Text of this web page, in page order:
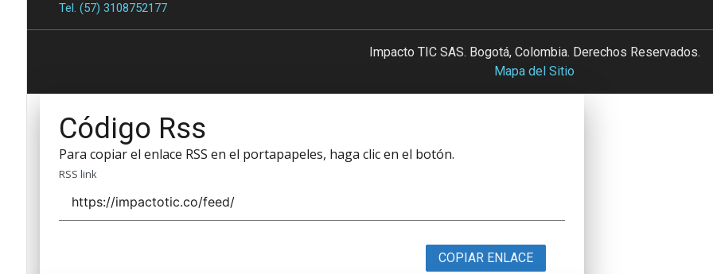
Tel. (57) 3108752177
Impacto TIC SAS. Bogotá, Colombia. Derechos Reservados.
Mapa del Sitio
Código Rss
Para copiar el enlace RSS en el portapapeles, haga clic en el botón.
RSS link
COPIAR ENLACE